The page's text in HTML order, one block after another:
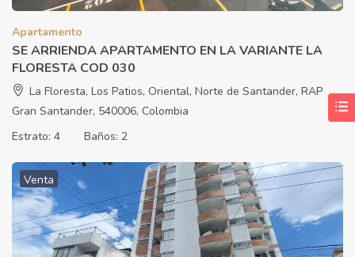
Apartamento
SE ARRIENDA APARTAMENTO EN LA VARIANTE LA
FLORESTA COD 030
La Floresta, Los Patios, Oriental, Norte de Santander, RAP
Gran Santander, 540006, Colombia
Estrato: 4 Baños: 2
Venta